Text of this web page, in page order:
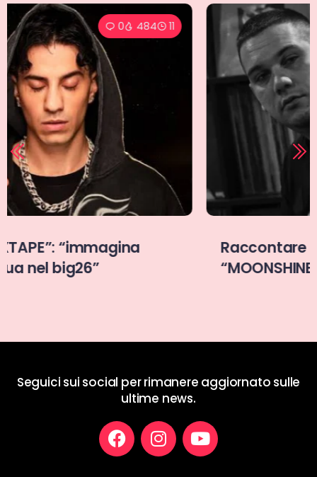
0 372 9
Raccontare per esistere:
“MOONSHINERS” di Pessimo17
Seguici sui social per rimanere aggiornato sulle
ultime news.